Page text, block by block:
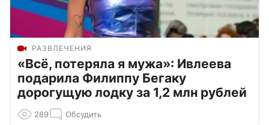
РАЗВЛЕЧЕНИЯ
«Всё, потеряла я мужа»: Ивлеева
подарила Филиппу Бегаку
дорогущую лодку за 1,2 млн рублей
289 Обсудить